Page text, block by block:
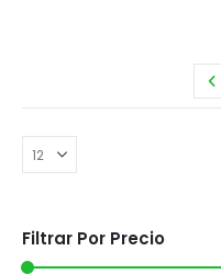
Filtrar Por Precio